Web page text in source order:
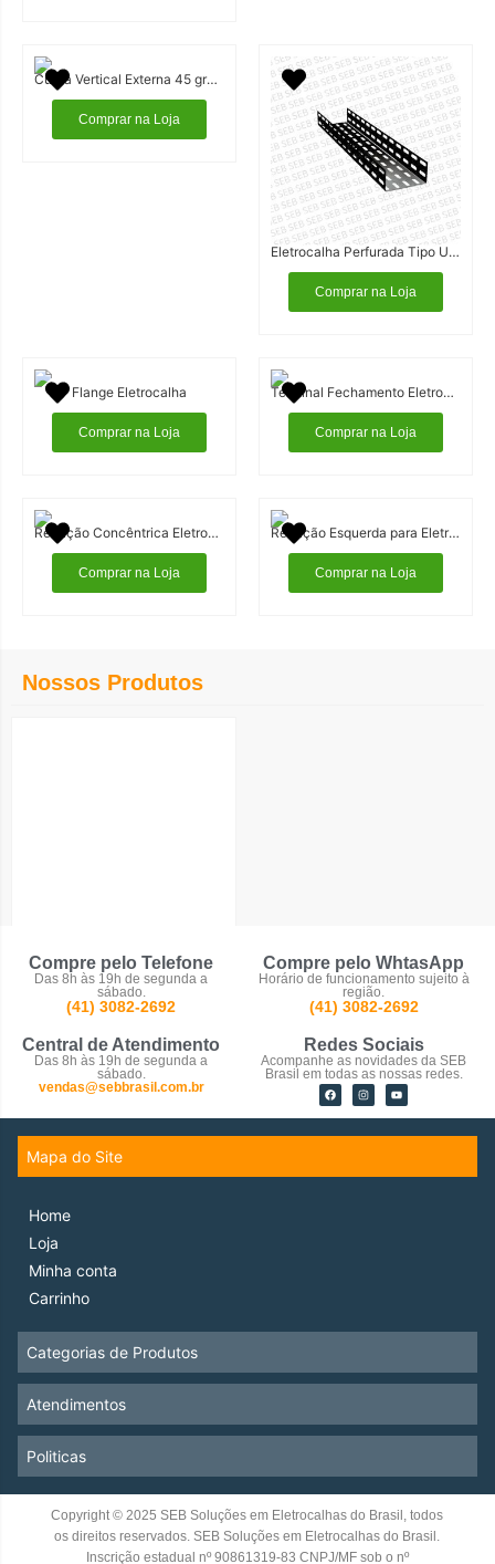
Curva Vertical Externa 45 graus Eletrocalha
Comprar na Loja
Eletrocalha Perfurada Tipo U Cor Preta
Comprar na Loja
Flange Eletrocalha
Comprar na Loja
Terminal Fechamento Eletrocalha
Comprar na Loja
Redução Concêntrica Eletrocalha
Comprar na Loja
Redução Esquerda para Eletrocalha
Comprar na Loja
Nossos Produtos
Compre pelo Telefone
Das 8h às 19h de segunda a
sábado.
(41) 3082-2692
Compre pelo WhtasApp
Horário de funcionamento sujeito à
região.
(41) 3082-2692
Central de Atendimento
Das 8h às 19h de segunda a
sábado.
vendas@sebbrasil.com.br
Redes Sociais
Acompanhe as novidades da SEB
Brasil em todas as nossas redes.
Mapa do Site
Categorias de Produtos
Atendimentos
Politicas
Home
Loja
Minha conta
Carrinho
Copyright © 2025 SEB Soluções em Eletrocalhas do Brasil, todos
os direitos reservados. SEB Soluções em Eletrocalhas do Brasil.
Inscrição estadual nº 90861319-83 CNPJ/MF sob o nº